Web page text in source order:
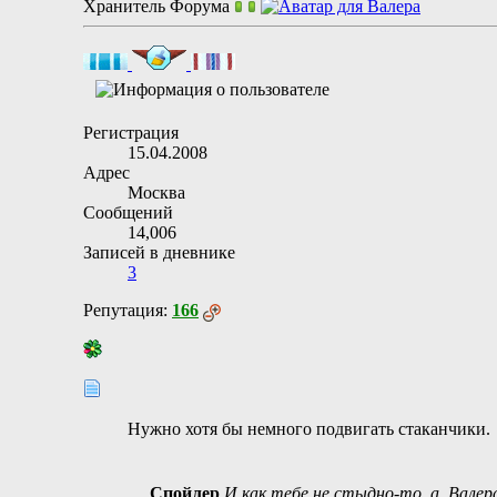
Хранитель Форума
Регистрация
15.04.2008
Адрес
Москва
Сообщений
14,006
Записей в дневнике
3
Репутация: 166
Нужно хотя бы немного подвигать стаканчики.